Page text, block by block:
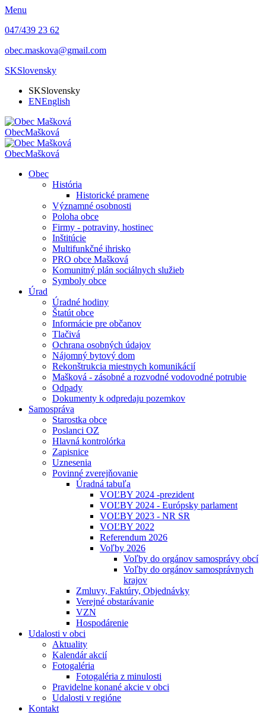
Menu
047/439 23 62
obec.maskova@gmail.com
SKSlovensky
SKSlovensky
ENEnglish
ObecMašková
ObecMašková
Obec
História
Historické pramene
Významné osobnosti
Poloha obce
Firmy - potraviny, hostinec
Inštitúcie
Multifunkčné ihrisko
PRO obce Mašková
Komunitný plán sociálnych služieb
Symboly obce
Úrad
Úradné hodiny
Štatút obce
Informácie pre občanov
Tlačivá
Ochrana osobných údajov
Nájomný bytový dom
Rekonštrukcia miestnych komunikácií
Mašková - zásobné a rozvodné vodovodné potrubie
Odpady
Dokumenty k odpredaju pozemkov
Samospráva
Starostka obce
Poslanci OZ
Hlavná kontrolórka
Zapisnice
Uznesenia
Povinné zverejňovanie
Úradná tabuľa
VOĽBY 2024 -prezident
VOĽBY 2024 - Európsky parlament
VOĽBY 2023 - NR SR
VOĽBY 2022
Referendum 2026
Voľby 2026
Voľby do orgánov samosprávy obcí
Voľby do orgánov samosprávnych
krajov
Zmluvy, Faktúry, Objednávky
Verejné obstarávanie
VZN
Hospodárenie
Udalosti v obci
Aktuality
Kalendár akcií
Fotogaléria
Fotogaléria z minulosti
Pravidelne konané akcie v obci
Udalosti v regióne
Kontakt